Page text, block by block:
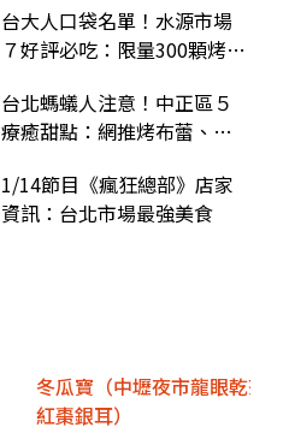
台大人口袋名單！水源市場
７好評必吃：限量300顆烤肉
台北螞蟻人注意！中正區５
療癒甜點：網推烤布蕾、玫
1/14節目《瘋狂總部》店家
資訊：台北市場最強美食
冬瓜寶（中壢夜市龍眼乾茶
紅棗銀耳）